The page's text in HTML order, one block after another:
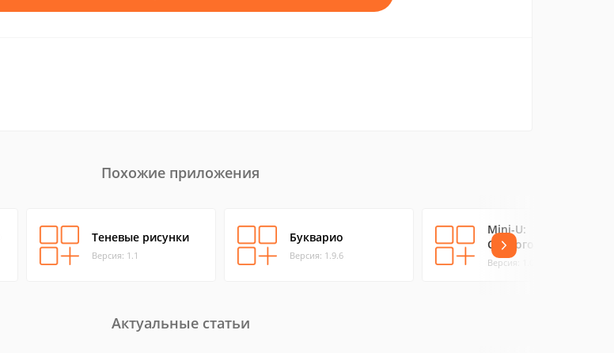
Похожие приложения
Теневые рисунки
Версия: 1.1
Букварио
Версия: 1.9.6
Mini-U:
Скороговорки
Версия: 1.0.7
Актуальные статьи